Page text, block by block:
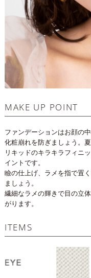
MAKE UP POINT
ファンデーションはお顔の
化粧崩れを防ぎましょう。
リキッドのキラキラフィニ
イントです。
瞼の仕上げ、ラメを指で置
ましょう。
繊細なラメの輝きで目の立
がります。
ITEMS